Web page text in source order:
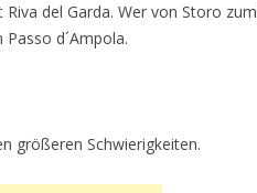
del Garda. Wer von Storo zum
d´Ampola.
größeren Schwierigkeiten.